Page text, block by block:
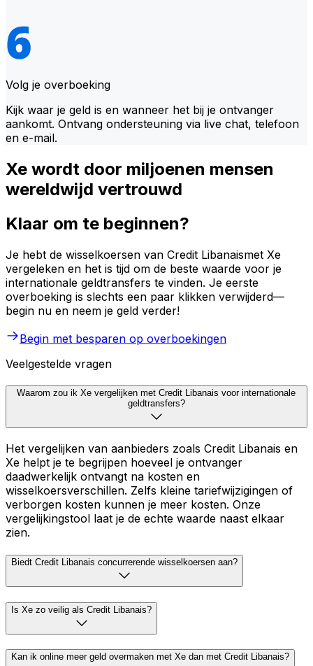
Volg je overboeking
Kijk waar je geld is en wanneer het bij je ontvanger
aankomt. Ontvang ondersteuning via live chat, telefoon
en e-mail.
Xe wordt door miljoenen mensen
wereldwijd vertrouwd
Klaar om te beginnen?
Je hebt de wisselkoersen van Credit Libanaismet Xe
vergeleken en het is tijd om de beste waarde voor je
internationale geldtransfers te vinden. Je eerste
overboeking is slechts een paar klikken verwijderd—
begin nu en neem je geld verder!
Begin met besparen op overboekingen
Veelgestelde vragen
Waarom zou ik Xe vergelijken met Credit Libanais voor internationale
geldtransfers?
Het vergelijken van aanbieders zoals Credit Libanais en
Xe helpt je te begrijpen hoeveel je ontvanger
daadwerkelijk ontvangt na kosten en
wisselkoersverschillen. Zelfs kleine tariefwijzigingen of
verborgen kosten kunnen je meer kosten. Onze
vergelijkingstool laat je de echte waarde naast elkaar
zien.
Biedt Credit Libanais concurrerende wisselkoersen aan?
Is Xe zo veilig als Credit Libanais?
Kan ik online meer geld overmaken met Xe dan met Credit Libanais?